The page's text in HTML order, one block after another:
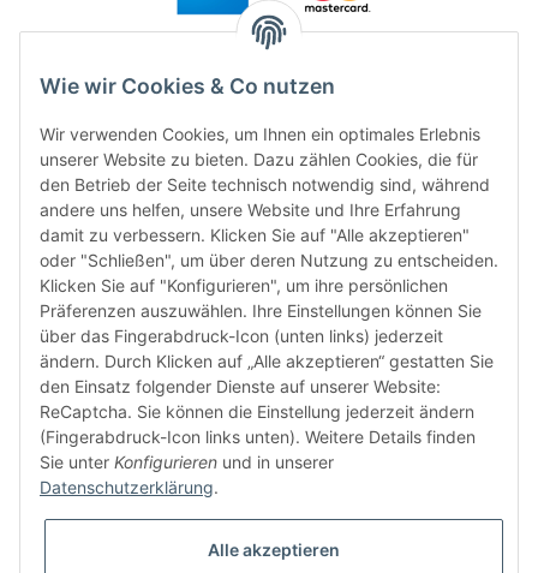
FÜR EUCH UNTERWEGS
Vertrag widerrufen
Wie wir Cookies & Co nutzen
Wir verwenden Cookies, um Ihnen ein optimales Erlebnis
unserer Website zu bieten. Dazu zählen Cookies, die für
den Betrieb der Seite technisch notwendig sind, während
andere uns helfen, unsere Website und Ihre Erfahrung
damit zu verbessern. Klicken Sie auf "Alle akzeptieren"
oder "Schließen", um über deren Nutzung zu entscheiden.
Klicken Sie auf "Konfigurieren", um ihre persönlichen
Präferenzen auszuwählen. Ihre Einstellungen können Sie
über das Fingerabdruck-Icon (unten links) jederzeit
ändern. Durch Klicken auf „Alle akzeptieren“ gestatten Sie
den Einsatz folgender Dienste auf unserer Website:
ReCaptcha. Sie können die Einstellung jederzeit ändern
(Fingerabdruck-Icon links unten). Weitere Details finden
Sie unter Konfigurieren und in unserer
Datenschutzerklärung.
Alle akzeptieren